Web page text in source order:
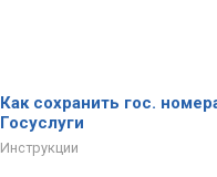
Как сохранить гос.
Госуслуги
Инструкции